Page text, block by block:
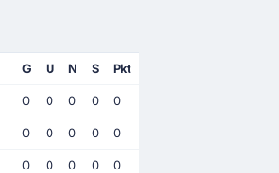
G U N S Pkt
0 0 0 0 0
0 0 0 0 0
0 0 0 0 0